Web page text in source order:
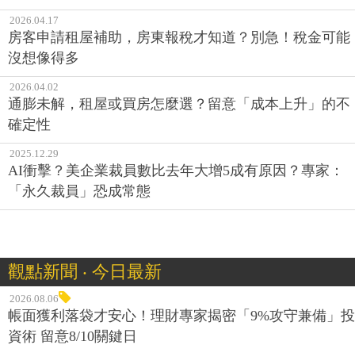
2026.04.17
房客申請租屋補助，房東報稅才知道？別急！稅金可能
沒想像得多
2026.04.02
通膨未解，租屋或買房怎麼選？留意「成本上升」的不
確定性
2025.12.29
AI衝擊？美企業裁員數比去年大增5成有原因？專家：
「永久裁員」恐成常態
觀點新聞 ‧ 今日最新
2026.08.06
帳面獲利落袋才安心！理財專家揭密「9%攻守兼備」投
資術 留意8/10關鍵日